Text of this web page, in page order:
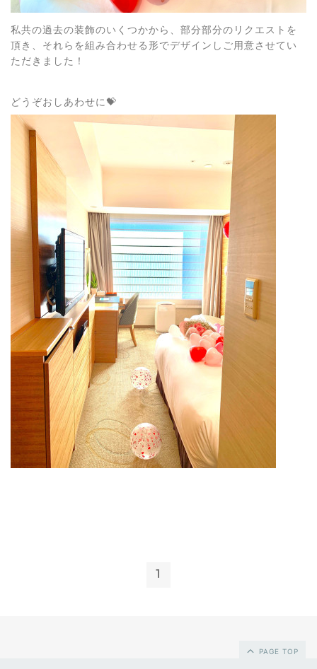
私共の過去の装飾のいくつかから、部分部分のリクエストを
頂き、それらを組み合わせる形でデザインしご用意させてい
ただきました！
どうぞおしあわせに💝
1
PAGE TOP